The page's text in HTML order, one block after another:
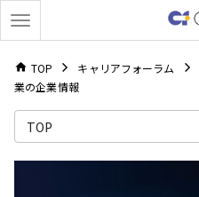
TOP キャリアフォーラム
業の企業情報
TOP